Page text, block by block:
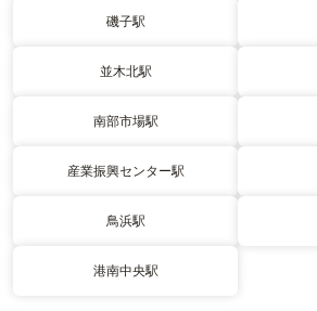
磯子駅
並木北駅
南部市場駅
産業振興センター駅
鳥浜駅
港南中央駅